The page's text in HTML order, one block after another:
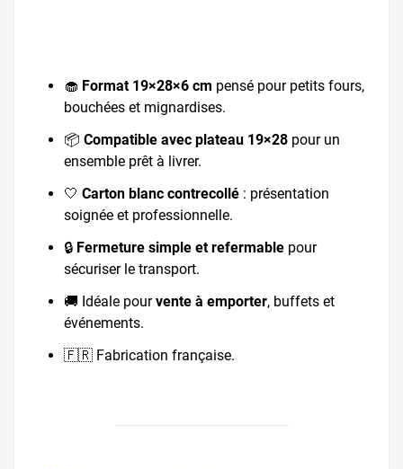
🧁 Format 19×28×6 cm pensé pour petits fours,
bouchées et mignardises.
📦 Compatible avec plateau 19×28 pour un
ensemble prêt à livrer.
🤍 Carton blanc contrecollé : présentation
soignée et professionnelle.
🔒 Fermeture simple et refermable pour
sécuriser le transport.
🚚 Idéale pourvente à emporter, buffets et
événements.
🇫🇷 Fabrication française.